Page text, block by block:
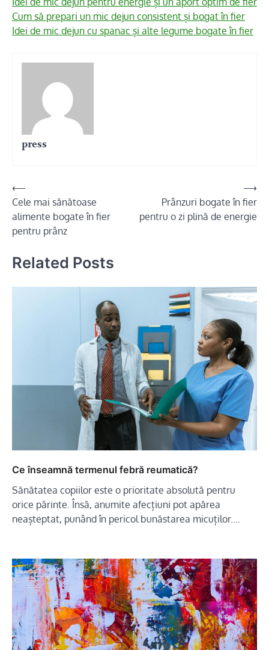
Cum să prepari un mic dejun consistent și bogat în fier
Idei de mic dejun cu spanac și alte legume bogate în fier
press
Navigare
în
articole
⟵
Cele mai sănătoase
alimente bogate în fier
pentru prânz
Prânzuri bogate în fier
pentru o zi plină de energie
⟶
Related Posts
Ce înseamnă termenul febră reumatică?
Sănătatea copiilor este o prioritate absolută pentru
orice părinte. Însă, anumite afecțiuni pot apărea
neașteptat, punând în pericol bunăstarea micuților.…